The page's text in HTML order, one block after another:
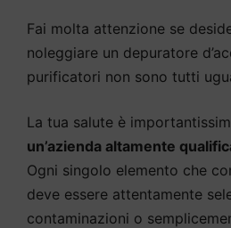
Fai molta attenzione se
noleggiare un depuratore
purificatori non sono tutti
La tua salute è
un’azienda altamente
Ogni singolo elemento che
deve essere attentamente
contaminazioni o